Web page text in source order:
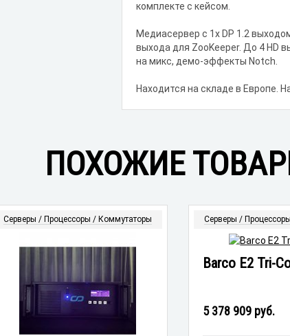
комплекте с кейсом.
Медиасервер с 1x DP 1.2
выхода для ZooKeeper. До 4 HD
на микс, демо-эффекты Notch.
Находится на складе в Европе.
ПОХОЖИЕ
Серверы / Процессоры / Коммутаторы Серверы /
Barco E2 Tri-
5 378 909 руб.